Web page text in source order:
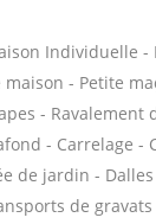
Individuelle -
maison - Petite
- Ravalement
- Carrelage -
de jardin -
de gravats